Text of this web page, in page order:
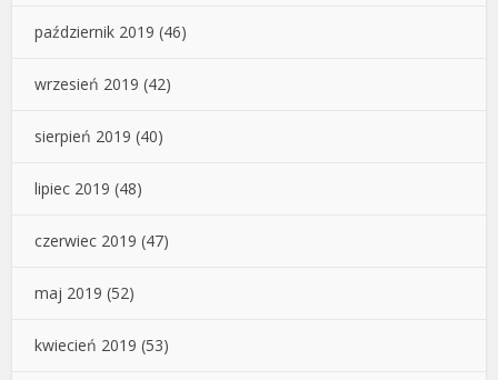
październik 2019 (46)
wrzesień 2019 (42)
sierpień 2019 (40)
lipiec 2019 (48)
czerwiec 2019 (47)
maj 2019 (52)
kwiecień 2019 (53)